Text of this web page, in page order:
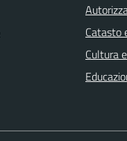
Catasto
Cultura